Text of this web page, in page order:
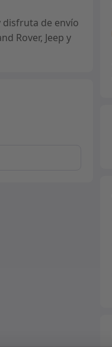
disfruta de envío
Rover, Jeep y